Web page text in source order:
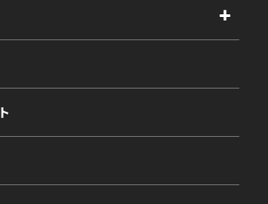
・研究